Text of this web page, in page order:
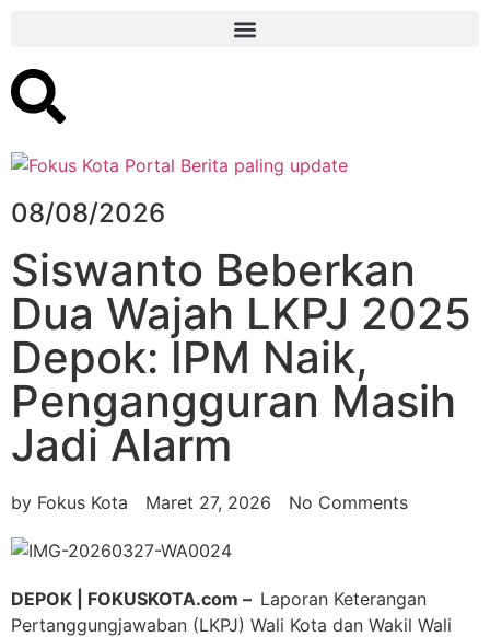
08/08/2026
Siswanto Beberkan
Dua Wajah LKPJ 2025
Depok: IPM Naik,
Pengangguran Masih
Jadi Alarm
by Fokus Kota Maret 27, 2026 No Comments
DEPOK | FOKUSKOTA.com – Laporan Keterangan
Pertanggungjawaban (LKPJ) Wali Kota dan Wakil Wali